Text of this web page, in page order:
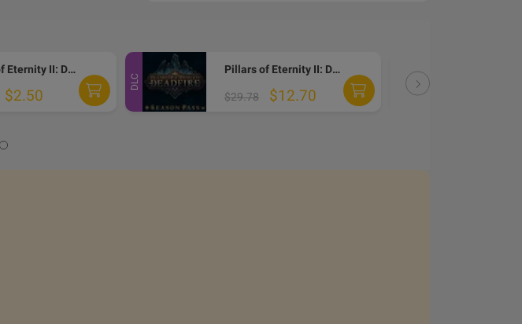
Pillars of Eternity II: Deadfire - Beast of Winter DLC Steam CD Key
$2.50
DLC
Pillars of Eternity II: Deadfire - Season Pass Steam Altergift
$29.78 $12.70